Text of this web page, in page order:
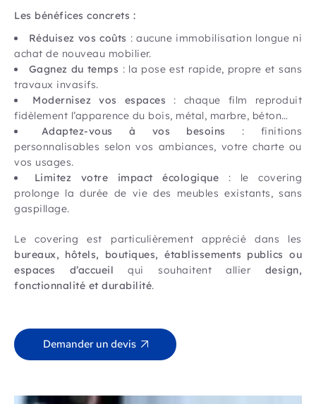
Les bénéfices concrets :
Réduisez vos coûts : aucune immobilisation longue ni
achat de nouveau mobilier.
Gagnez du temps : la pose est rapide, propre et sans
travaux invasifs.
Modernisez vos espaces : chaque film reproduit
fidèlement l’apparence du bois, métal, marbre, béton…
Adaptez-vous à vos besoins : finitions
personnalisables selon vos ambiances, votre charte ou
vos usages.
Limitez votre impact écologique : le covering
prolonge la durée de vie des meubles existants, sans
gaspillage.
Le covering est particulièrement apprécié dans les
bureaux, hôtels, boutiques, établissements publics ou
espaces d’accueil qui souhaitent allier design,
fonctionnalité et durabilité.
Demander un devis